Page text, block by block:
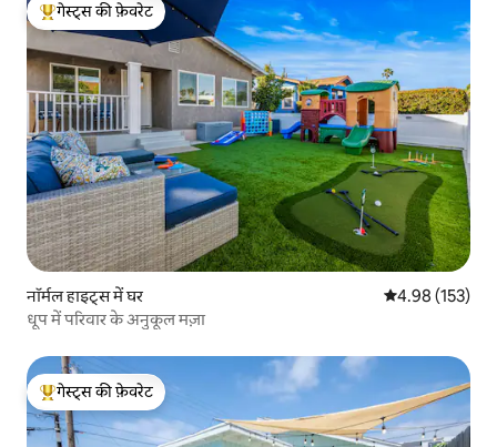
गेस्ट्स का टॉप फ़ेवरेट
गेस्ट्स की फ़ेवरेट
नॉर्मल हाइट्स में घर औसत रेटिंग 5 में से
4.98 (153)
धूप में परिवार के अनुकूल मज़ा
गेस्ट्स का टॉप फ़ेवरेट
गेस्ट्स की फ़ेवरेट